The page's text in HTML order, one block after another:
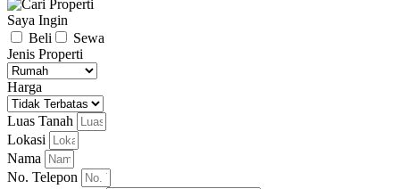
Saya Ingin
Beli
Sewa
Jenis Properti
Harga
Luas Tanah
Lokasi
Nama
No. Telepon